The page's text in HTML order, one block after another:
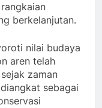
berkelanjutan.
nilai budaya
aren telah
zaman
sebagai